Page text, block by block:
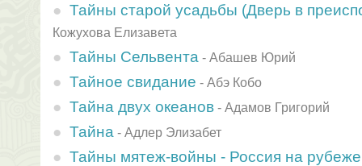
Тайны старой усадьбы (Дверь в
Кожухова Елизавета
Тайны Сельвента - Абашев Юрий
Тайное свидание - Абэ Кобо
Тайна двух океанов - Адамов Григорий
Тайна - Адлер Элизабет
Тайны мятеж-войны - Россия на рубеже